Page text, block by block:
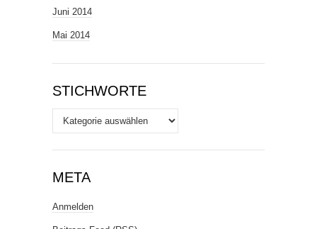
Juni 2014
Mai 2014
STICHWORTE
Stichworte
META
Anmelden